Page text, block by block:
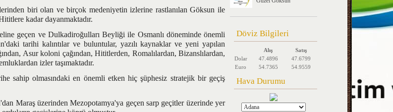
biri olan ve birçok medeniyetin izlerine rastlanılan Göksun ile
kadar dayanmaktadır.
geçen ve Dulkadiroğulları Beyliği ile Osmanlı döneminde önemli
tarihi kalıntılar ve buluntular, yazılı kaynaklar ve yeni yapılan
Asur koloni çağından, Hititlerden, Romalılardan, Bizanslılardan,
izler taşımaktadır.
olmasındaki en önemli etken hiç şüphesiz stratejik bir geçiş
Maraş üzerinden Mezopotamya'ya geçen sarp geçitler üzerinde yer
Döviz Bilgileri
Alış
Satış
Dolar
47.4896
47.6799
Euro
54.7365 54.9559
Hava Durumu